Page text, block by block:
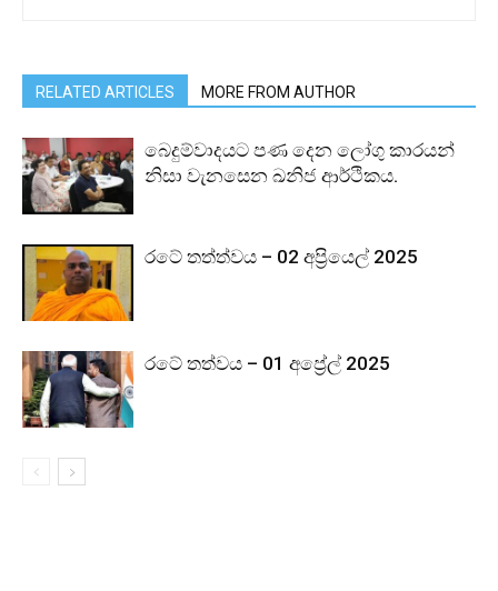
RELATED ARTICLES MORE FROM AUTHOR
බෙදුම්වාදයට පණ දෙන ලෝගු කාරයන්
නිසා වැනසෙන ඛනිජ ආර්ථිකය.
රටේ තත්ත්වය – 02 අප්‍රියෙල් 2025
රටේ තත්වය – 01 අප්‍රේල් 2025